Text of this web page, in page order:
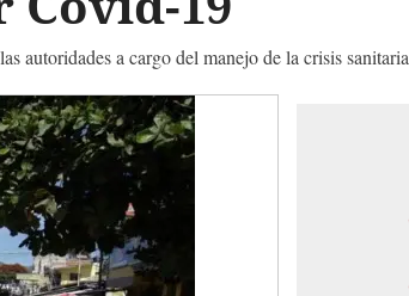
autoridades a cargo del manejo de la crisis sanitaria